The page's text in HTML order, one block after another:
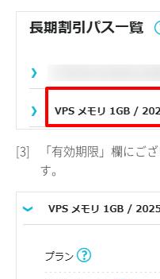
[3] 「有効期限」欄にご
す。